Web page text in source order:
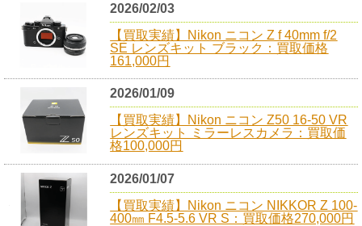
2026/02/03
【買取実績】Nikon ニコン Z f 40mm f/2
SE レンズキット ブラック：買取価格
161,000円
2026/01/09
【買取実績】Nikon ニコン Z50 16-50 VR
レンズキット ミラーレスカメラ：買取価
格100,000円
2026/01/07
【買取実績】Nikon ニコン NIKKOR Z 100-
400㎜ F4.5-5.6 VR S：買取価格270,000円